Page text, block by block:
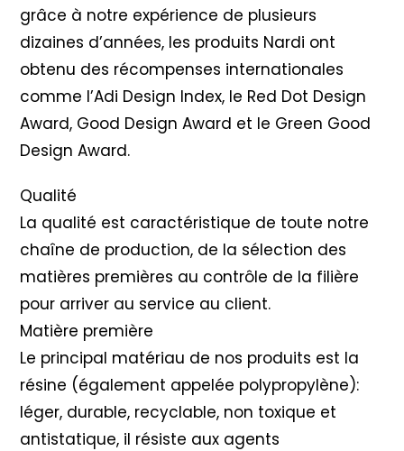
grâce à notre expérience de plusieurs
dizaines d’années, les produits Nardi ont
obtenu des récompenses internationales
comme l’Adi Design Index, le Red Dot Design
Award, Good Design Award et le Green Good
Design Award.
Qualité
La qualité est caractéristique de toute notre
chaîne de production, de la sélection des
matières premières au contrôle de la filière
pour arriver au service au client.
Matière première
Le principal matériau de nos produits est la
résine (également appelée polypropylène):
léger, durable, recyclable, non toxique et
antistatique, il résiste aux agents